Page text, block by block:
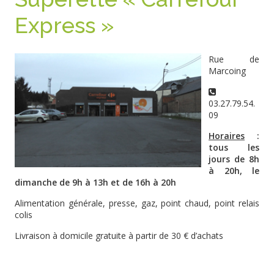
Express »
Rue de
Marcoing
03.27.79.54.
09
Horaires :
tous les
jours de 8h
à 20h, le
dimanche de 9h à 13h et de 16h à 20h
Alimentation générale, presse, gaz, point chaud, point relais
colis
Livraison à domicile gratuite à partir de 30 € d’achats